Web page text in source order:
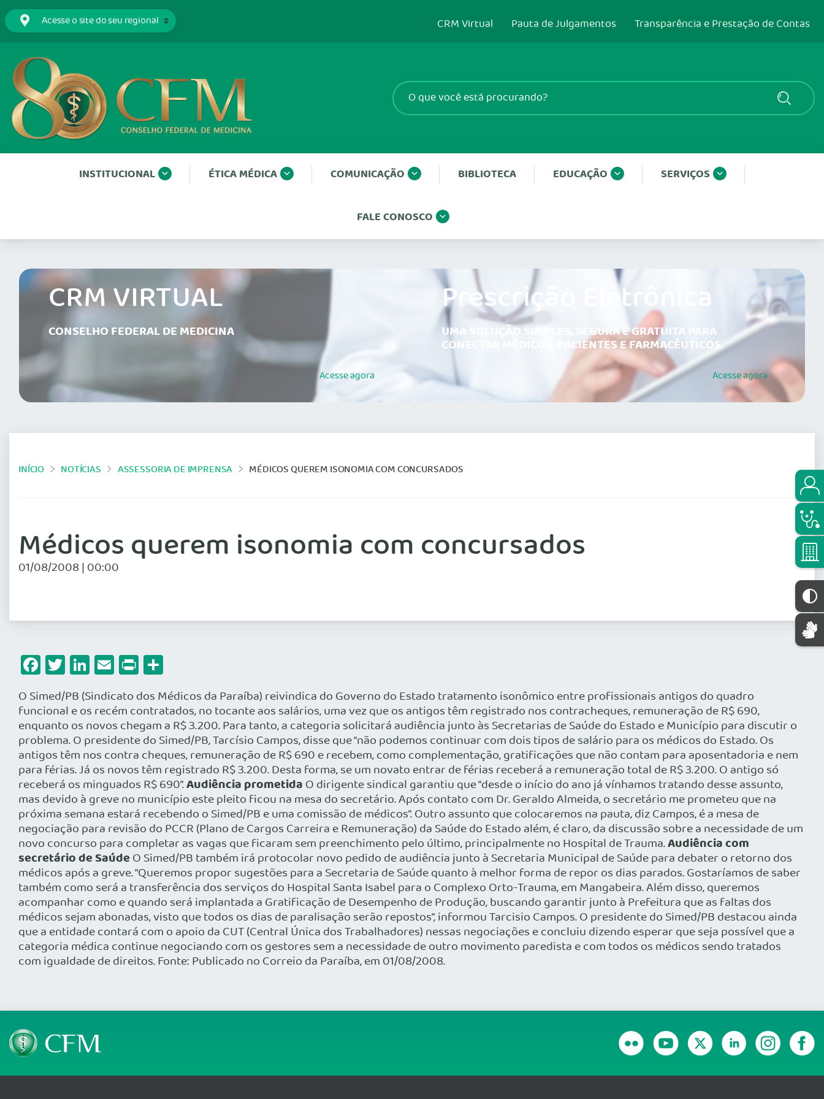
CRM Virtual Pauta de Julgamentos Transparência e Prestação de Contas
INSTITUCIONAL ÉTICA MÉDICA COMUNICAÇÃO BIBLIOTECA EDUCAÇÃO SERVIÇOS
FALE CONOSCO
CRM VIRTUAL
CONSELHO FEDERAL DE MEDICINA
Acesseagora
Prescrição Eletrônica
UMA SOLUÇÃO SIMPLES, SEGURA E GRATUITA PARA
CONECTAR MÉDICOS, PACIENTES E FARMACÊUTICOS.
Acesseagora
INÍCIO NOTÍCIAS ASSESSORIA DE IMPRENSA MÉDICOS QUEREM ISONOMIA COM CONCURSADOS
Médicos querem isonomia com concursados
01/08/2008 | 00:00
Facebook
Twitter
LinkedIn
Email
Print
O Simed/PB (Sindicato dos Médicos da Paraíba) reivindica do Governo do Estado tratamento isonômico entre profissionais antigos do quadro
funcional e os recém contratados, no tocante aos salários, uma vez que os antigos têm registrado nos contracheques, remuneração de R$ 690,
enquanto os novos chegam a R$ 3.200. Para tanto, a categoria solicitará audiência junto às Secretarias de Saúde do Estado e Município para discutir o
problema. O presidente do Simed/PB, Tarcísio Campos, disse que “não podemos continuar com dois tipos de salário para os médicos do Estado. Os
antigos têm nos contra cheques, remuneração de R$ 690 e recebem, como complementação, gratificações que não contam para aposentadoria e nem
para férias. Já os novos têm registrado R$ 3.200. Desta forma, se um novato entrar de férias receberá a remuneração total de R$ 3.200. O antigo só
receberá os minguados R$ 690”.Audiência prometida O dirigente sindical garantiu que “desde o início do ano já vínhamos tratando desse assunto,
mas devido à greve no município este pleito ficou na mesa do secretário. Após contato com Dr. Geraldo Almeida, o secretário me prometeu que na
próxima semana estará recebendo o Simed/PB e uma comissão de médicos”. Outro assunto que colocaremos na pauta, diz Campos, é a mesa de
negociação para revisão do PCCR (Plano de Cargos Carreira e Remuneração) da Saúde do Estado além, é claro, da discussão sobre a necessidade de um
novo concurso para completar as vagas que ficaram sem preenchimento pelo último, principalmente no Hospital de Trauma.Audiência com
secretário de SaúdeO Simed/PB também irá protocolar novo pedido de audiência junto à Secretaria Municipal de Saúde para debater o retorno dos
médicos após a greve. “Queremos propor sugestões para a Secretaria de Saúde quanto à melhor forma de repor os dias parados. Gostaríamos de saber
também como será a transferência dos serviços do Hospital Santa Isabel para o Complexo Orto-Trauma, em Mangabeira. Além disso, queremos
acompanhar como e quando será implantada a Gratificação de Desempenho de Produção, buscando garantir junto à Prefeitura que as faltas dos
médicos sejam abonadas, visto que todos os dias de paralisação serão repostos”, informou Tarcisio Campos. O presidente do Simed/PB destacou ainda
que a entidade contará com o apoio da CUT (Central Única dos Trabalhadores) nessas negociações e concluiu dizendo esperar que seja possível que a
categoria médica continue negociando com os gestores sem a necessidade de outro movimento paredista e com todos os médicos sendo tratados
com igualdade de direitos. Fonte: Publicado no Correio da Paraíba, em 01/08/2008.